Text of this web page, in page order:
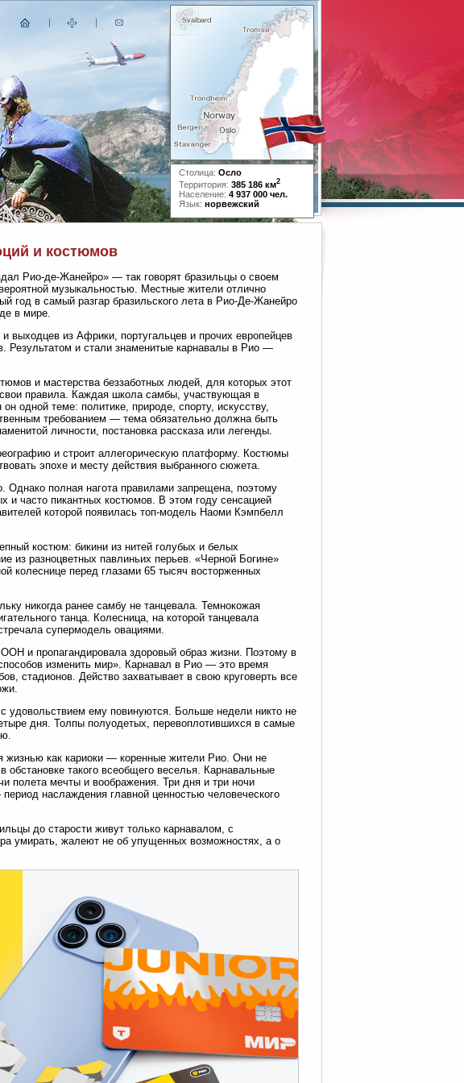
Столица: Осло
Территория: 385 186 км2
Население: 4 937 000 чел.
Язык: норвежский
и костюмов
Рио-де-Жанейро» — так говорят бразильцы о своем
музыкальностью. Местные жители отлично
год в самый разгар бразильского лета в Рио-Де-Жанейро
в мире.
из Африки, португальцев и прочих европейцев
Результатом и стали знаменитые карнавалы в Рио —
и мастерства беззаботных людей, для которых этот
правила. Каждая школа самбы, участвующая в
одной теме: политике, природе, спорту, искусству,
требованием — тема обязательно должна быть
личности, постановка рассказа или легенды.
и строит аллегорическую платформу. Костюмы
эпохе и месту действия выбранного сюжета.
полная нагота правилами запрещена, поэтому
и часто пикантных костюмов. В этом году сенсацией
которой появилась топ-модель Наоми Кэмпбелл
костюм: бикини из нитей голубых и белых
из разноцветных павлиньих перьев. «Черной Богине»
колеснице перед глазами 65 тысяч восторженных
никогда ранее самбу не танцевала. Темнокожая
танца. Колесница, на которой танцевала
супермодель овациями.
и пропагандировала здоровый образ жизни. Поэтому в
изменить мир». Карнавал в Рио — это время
стадионов. Действо захватывает в свою круговерть все
удовольствием ему повинуются. Больше недели никто не
дня. Толпы полуодетых, перевоплотившихся в самые
жизнью как кариоки — коренные жители Рио. Они не
обстановке такого всеобщего веселья. Карнавальные
полета мечты и воображения. Три дня и три ночи
наслаждения главной ценностью человеческого
до старости живут только карнавалом, с
умирать, жалеют не об упущенных возможностях, а о